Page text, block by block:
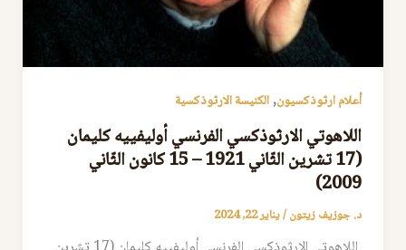
أعلام ارثوذكسيون,الكنيسة الارثوذكسية
اللاهوتي الارثوذكسي الفرنسي أوليفييه كليمان
(17 تشرين الثّاني 1921 – 15 كانون الثّاني
2009)
د. جوزيف زيتون/يناير 22, 2024